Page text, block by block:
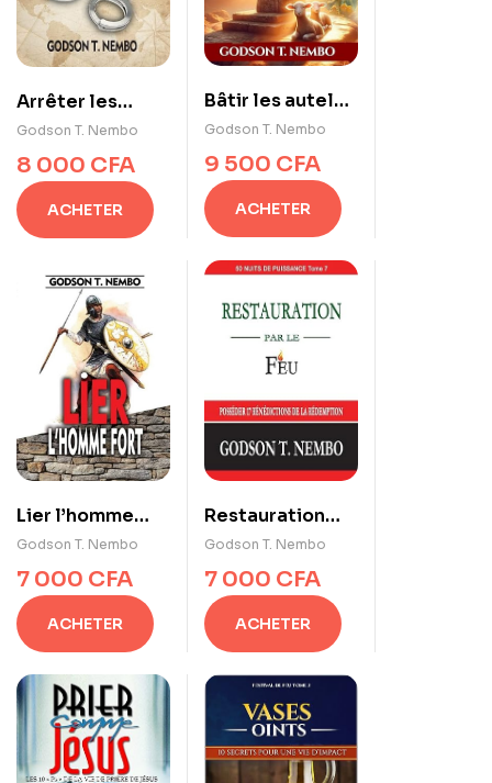
Arrêter les
destructeurs de
la famille vol 2
Godson T. Nembo
8 000 CFA
ACHETER
Bâtir les autels
de restauration
Godson T. Nembo
9 500 CFA
ACHETER
Lier l’homme
fort
Godson T. Nembo
7 000 CFA
ACHETER
Restauration
par le Feu :
Posséder 17
Bénédictions de
la Rédemption
Godson T. Nembo
7 000 CFA
ACHETER